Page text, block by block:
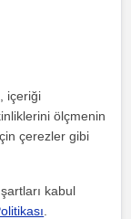
içeriği
ölçmenin
çerezler gibi
kabul